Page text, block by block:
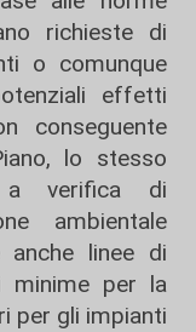
richieste di
o comunque
effetti
conseguente
lo stesso
a verifica di
ambientale
anche linee di
minime per la
per gli impianti